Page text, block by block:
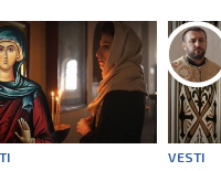
VESTI